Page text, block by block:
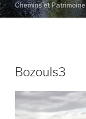
Chemins et Patrimoine
Bozouls3